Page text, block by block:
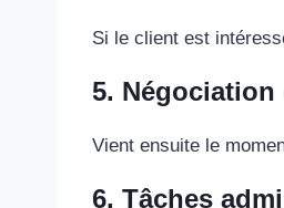
Si le client est
5.
Vient ensuite le
6. Tâches